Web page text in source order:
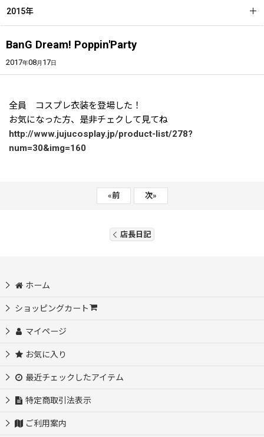
BanG Dream! Poppin'Party
2017年08月 17日
全員 コスプレ衣装を登場した！
お気になった方、是非チェクして見てね
http://www.jujucosplay.jp/product-list/278?
num=30&img=160
«前 次»
店長日記
2015年
ホーム
ショッピングカート
マイページ
お気に入り
最近チェックしたアイテム
特定商取引法表示
ご利用案内